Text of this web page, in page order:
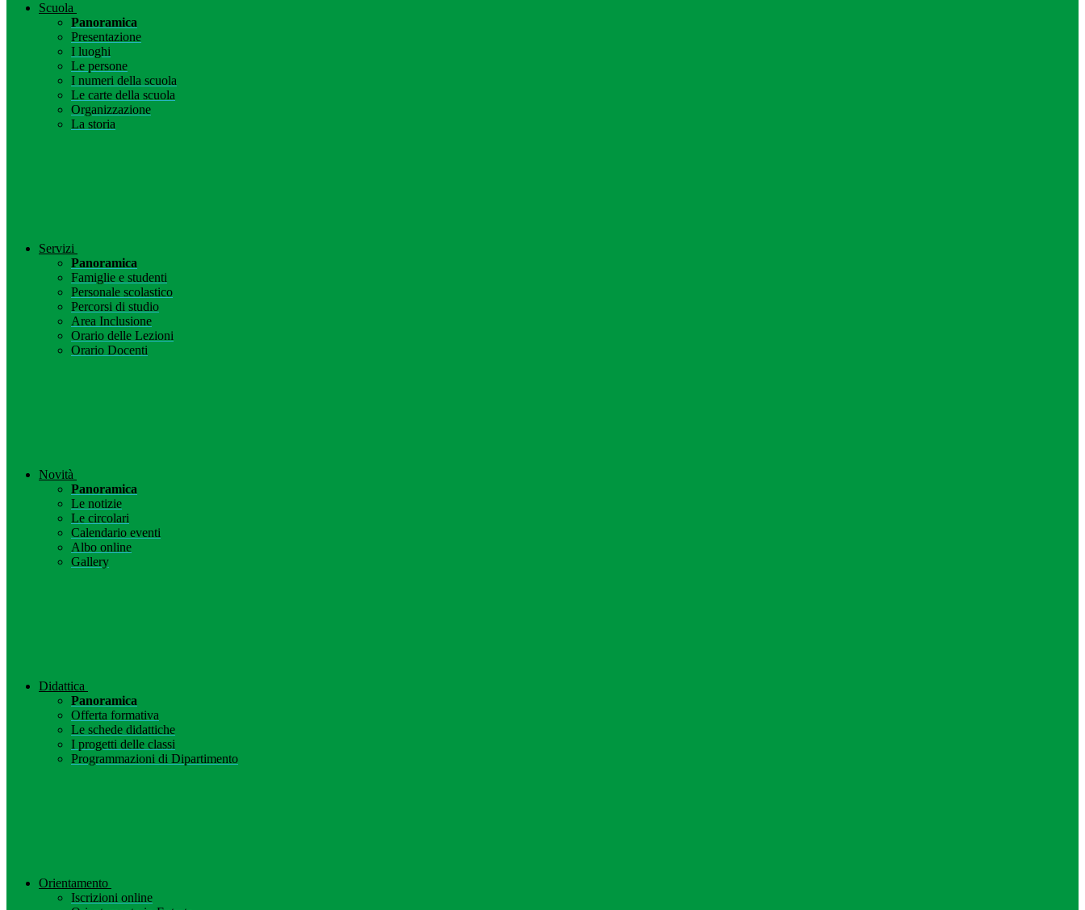
Scuola
Panoramica
Presentazione
I luoghi
Le persone
I numeri della scuola
Le carte della scuola
Organizzazione
La storia
Servizi
Panoramica
Famiglie e studenti
Personale scolastico
Percorsi di studio
Area Inclusione
Orario delle Lezioni
Orario Docenti
Novità
Panoramica
Le notizie
Le circolari
Calendario eventi
Albo online
Gallery
Didattica
Panoramica
Offerta formativa
Le schede didattiche
I progetti delle classi
Programmazioni di Dipartimento
Orientamento
Iscrizioni online